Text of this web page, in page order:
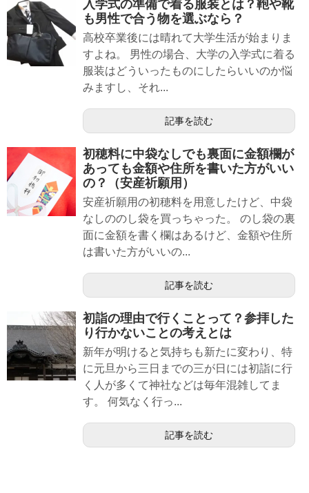
入学式の準備で着る服装とは？鞄や靴
も男性で合う物を選ぶなら？
高校卒業後には晴れて大学生活が始まりま
すよね。 男性の場合、大学の入学式に着る
服装はどういったものにしたらいいのか悩
みますし、それ...
記事を読む
初穂料に中袋なしでも裏面に金額欄が
あっても金額や住所を書いた方がいい
の？（安産祈願用）
安産祈願用の初穂料を用意したけど、中袋
なしののし袋を買っちゃった。 のし袋の裏
面に金額を書く欄はあるけど、金額や住所
は書いた方がいいの...
記事を読む
初詣の理由で行くことって？参拝した
り行かないことの考えとは
新年が明けると気持ちも新たに変わり、特
に元旦から三日までの三が日には初詣に行
く人が多くて神社などは毎年混雑してま
す。 何気なく行っ...
記事を読む